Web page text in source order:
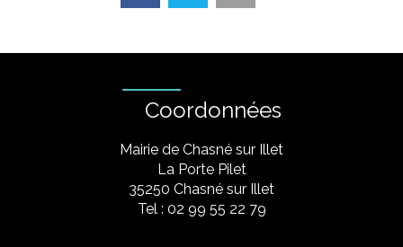
Coordonnées
Mairie de Chasné sur Illet
La Porte Pilet
35250 Chasné sur Illet
Tel : 02 99 55 22 79